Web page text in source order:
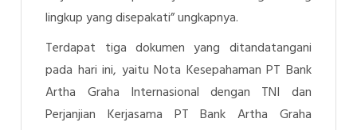
lingkup yang disepakati” ungkapnya.
Terdapat tiga dokumen yang ditandatangani
pada hari ini, yaituNota Kesepahaman PT Bank
Artha Graha Internasional dengan TNI dan
Perjanjian Kerjasama PT Bank Artha Graha